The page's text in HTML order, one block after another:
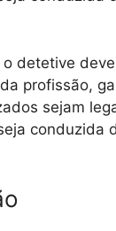
detetive
profissão,
sejam
conduzida